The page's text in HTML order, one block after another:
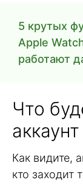
5 крутых
Apple
работают
Что
Как видите,
кто заходит